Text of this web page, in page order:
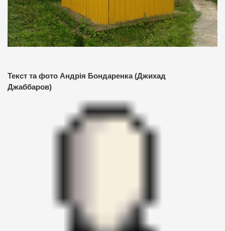
Текст та фото Андрія Бондаренка (Джихад
Джаббаров)